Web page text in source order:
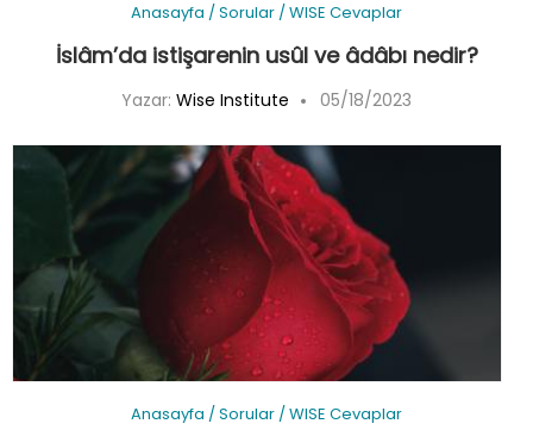
Anasayfa /Sorular /WISE Cevaplar
İslâm’da istişarenin usûl ve âdâbı nedir?
Yazar: Wise Institute 05/18/2023
Anasayfa /Sorular /WISE Cevaplar